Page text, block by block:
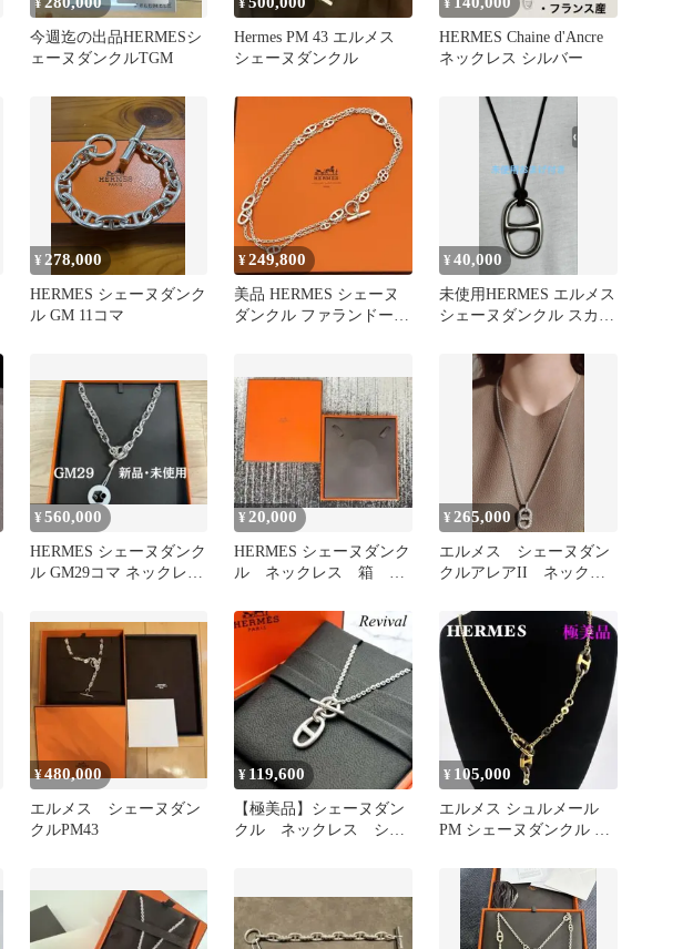
今週迄の出品HERMESシ
ェーヌダンクルTGM
Hermes PM 43 エルメス
シェーヌダンクル
HERMES Chaine d'Ancre
ネックレス シルバー
¥ 278,000
HERMES シェーヌダンク
ル GM 11コマ
¥249,800
美品 HERMES シェーヌ
ダンクル ファランドール
¥40,000
未使用HERMES エルメス
シェーヌダンクル スカー
¥560,000
HERMES シェーヌダンク
ル GM29コマ ネックレス
¥ 20,000
HERMES シェーヌダンク
ル ネックレス 箱 美
¥ 265,000
エルメス シェーヌダン
クルアレアII ネックレ
¥480,000
エルメス シェーヌダン
クルPM43
¥119,600
【極美品】シェーヌダン
クル ネックレス シル
¥ 105,000
エルメス シュルメール
PM シェーヌダンクル ネ